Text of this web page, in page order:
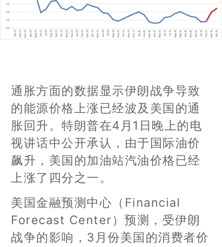
通胀方面的数据显示伊朗战争导致
的能源价格上涨已经波及美国的通
胀回升。特朗普在4月1日晚上的电
视讲话中公开承认，由于国际油价
飙升，美国的加油站汽油价格已经
上涨了四分之一。
美国金融预测中心（Financial
Forecast Center）预测，受伊朗
战争的影响，3月份美国的消费者价